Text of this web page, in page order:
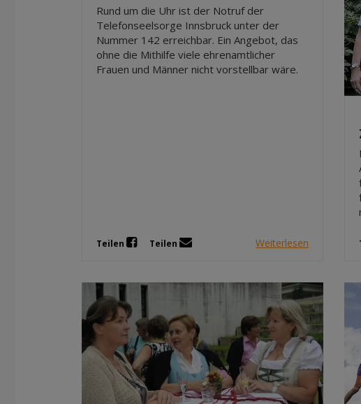
Rund um die Uhr ist der Notruf der
Telefonseelsorge Innsbruck unter der
Nummer 142 erreichbar. Ein Angebot, das
ohne die Mithilfe viele ehrenamtlicher
Frauen und Männer nicht vorstellbar wäre.
Teilen Teilen Weiterlesen